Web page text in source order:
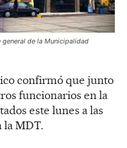
de la Municipalidad
confirmó que junto
funcionarios en la
este lunes a las
la MDT.